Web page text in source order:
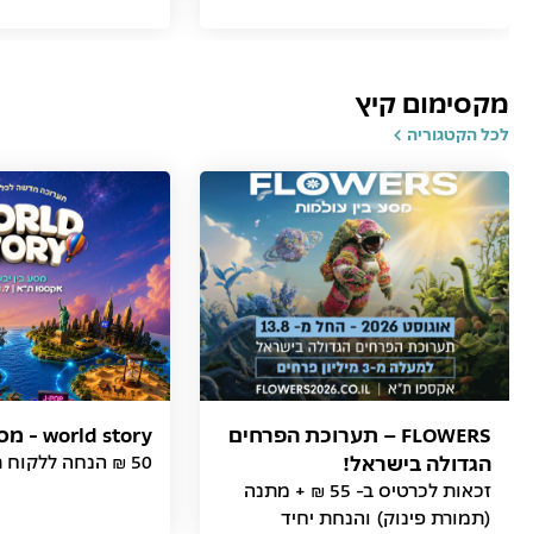
מקסימום קיץ
לכל הקטגוריה
FLOWERS – תערוכת הפרחים
הגדולה בישראל!
זכאות לכרטיס ב- 55 ₪ + מתנה
(תמורת פינוק) והנחת יחיד
world story - מסע בין יבשות
50 ₪ הנחה ללקוח תמורת פינוק